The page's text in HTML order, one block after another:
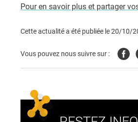
Pour en savoir plus et partager
Cette actualité a été publiée le20/10/
Vous pouvez nous suivre sur :